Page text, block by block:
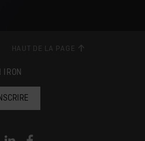
HAUT DE LA PAGE
IRON